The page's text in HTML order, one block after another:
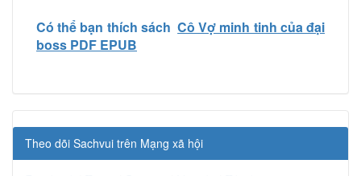
Có thể bạn thích sách Cô Vợ minh tinh của đại
boss PDF EPUB
Theo dõi Sachvui trên Mạng xã hội